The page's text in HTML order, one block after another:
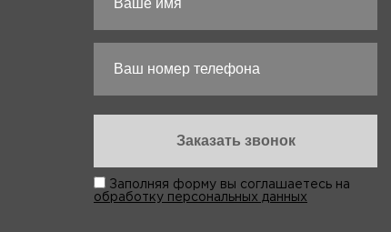
Заполняя форму вы соглашаетесь на
обработку персональных данных